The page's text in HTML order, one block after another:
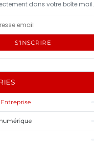
dans votre boîte mail.
S'INSCRIRE
Entreprise